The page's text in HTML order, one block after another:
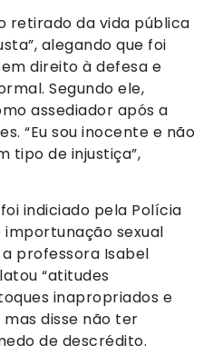
retirado da vida pública
alegando que foi
direito à defesa e
Segundo ele,
assediador após a
“Eu sou inocente e não
tipo de injustiça”,
indiciado pela Polícia
importunação sexual
professora Isabel
“atitudes
inapropriados e
disse não ter
de descrédito.